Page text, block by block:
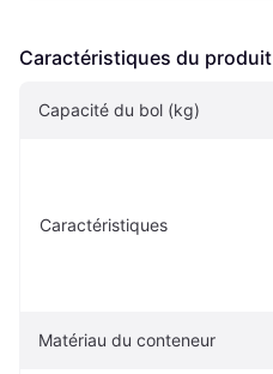
Caractéristiques du produit
Capacité du bol (kg)
Caractéristiques
Matériau du conteneur